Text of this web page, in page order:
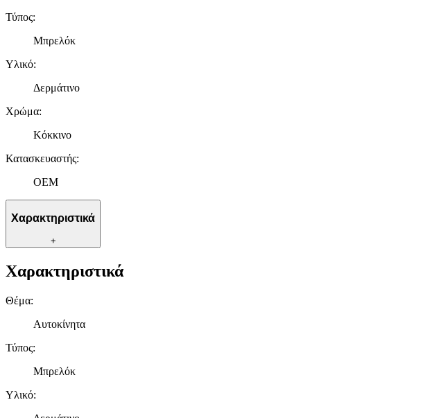
Τύπος:
Μπρελόκ
Υλικό:
Δερμάτινο
Χρώμα:
Κόκκινο
Κατασκευαστής:
OEM
Χαρακτηριστικά
+
Χαρακτηριστικά
Θέμα:
Αυτοκίνητα
Τύπος:
Μπρελόκ
Υλικό: